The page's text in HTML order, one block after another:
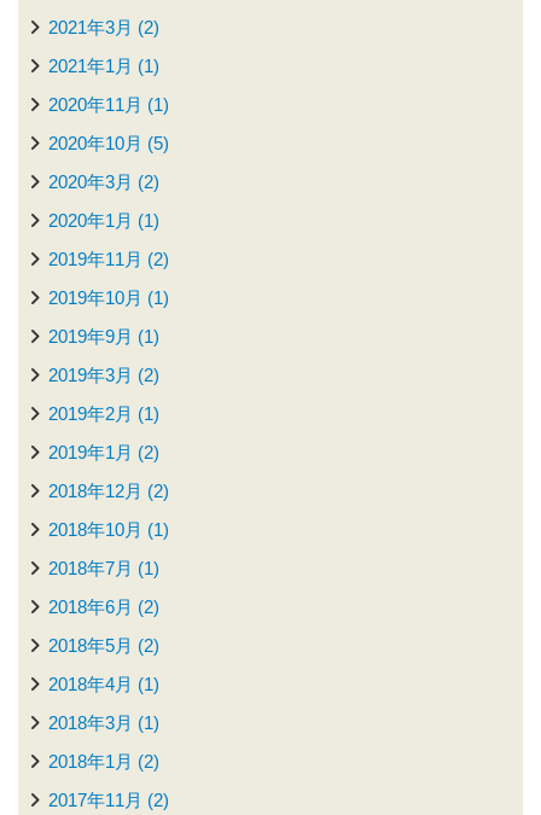
2021年3月 (2)
2021年1月 (1)
2020年11月 (1)
2020年10月 (5)
2020年3月 (2)
2020年1月 (1)
2019年11月 (2)
2019年10月 (1)
2019年9月 (1)
2019年3月 (2)
2019年2月 (1)
2019年1月 (2)
2018年12月 (2)
2018年10月 (1)
2018年7月 (1)
2018年6月 (2)
2018年5月 (2)
2018年4月 (1)
2018年3月 (1)
2018年1月 (2)
2017年11月 (2)